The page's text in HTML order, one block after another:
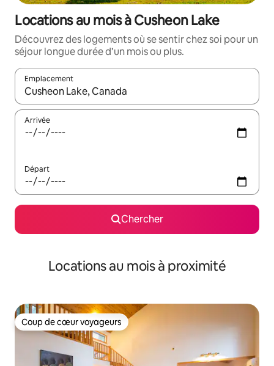
Locations au mois à Cusheon Lake
Découvrez des logements où se sentir chez soi pour un
séjour longue durée d’un mois ou plus.
Emplacement
Quand les résultats sont affichés, parcourez-les en utilisant
Arrivée
Départ
Chercher
Locations au mois à proximité
Coup de cœur voyageurs
Coup de cœur voyageurs